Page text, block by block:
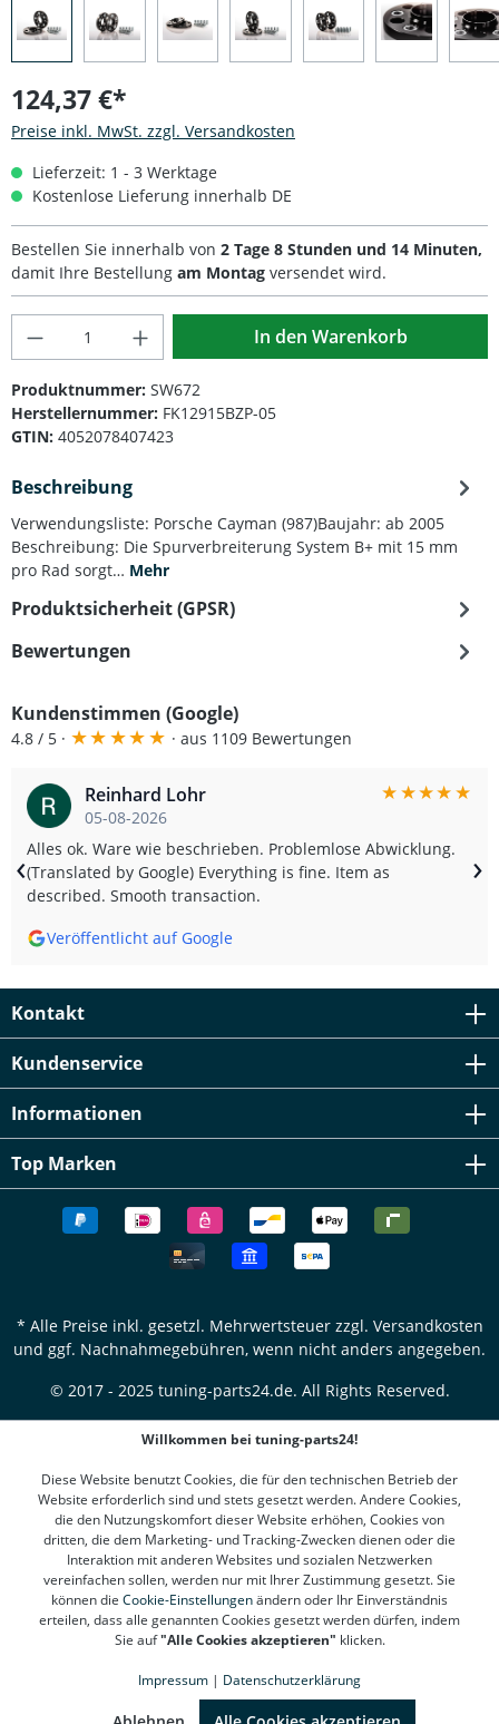
124,37 €*
Preise inkl. MwSt. zzgl. Versandkosten
Lieferzeit: 1 - 3 Werktage
Kostenlose Lieferung innerhalb DE
Bestellen Sie innerhalb von 2 Tage 8 Stunden und 14 Minuten,
damit Ihre Bestellung am Montag versendet wird.
Produkt Anzahl: Gib den gewünschten
In den Warenkorb
Produktnummer: SW672
Herstellernummer: FK12915BZP-05
GTIN: 4052078407423
Beschreibung
Verwendungsliste: Porsche Cayman (987)Baujahr: ab 2005
Beschreibung: Die Spurverbreiterung System B+ mit 15 mm
pro Rad sorgt… Mehr
Produktsicherheit (GPSR)
Bewertungen
Kundenstimmen (Google)
4.8 / 5 · ★★★★★ · aus 1109 Bewertungen
Reinhard Lohr
05-08-2026
★★★★★
Alles ok. Ware wie beschrieben. Problemlose Abwicklung.
(Translated by Google) Everything is fine. Item as
described. Smooth transaction.
Veröffentlicht auf Google
‹ ›
Kontakt
Kundenservice
Informationen
Top Marken
* Alle Preise inkl. gesetzl. Mehrwertsteuer zzgl. Versandkosten
und ggf. Nachnahmegebühren, wenn nicht anders angegeben.
© 2017 - 2025 tuning-parts24.de. All Rights Reserved.
Willkommen bei tuning-parts24!
Diese Website benutzt Cookies, die für den technischen Betrieb der
Website erforderlich sind und stets gesetzt werden. Andere Cookies,
die den Nutzungskomfort dieser Website erhöhen, Cookies von
dritten, die dem Marketing- und Tracking-Zwecken dienen oder die
Interaktion mit anderen Websites und sozialen Netzwerken
vereinfachen sollen, werden nur mit Ihrer Zustimmung gesetzt. Sie
können die Cookie-Einstellungenändern oder Ihr Einverständnis
erteilen, dass alle genannten Cookies gesetzt werden dürfen, indem
Sie auf"Alle Cookies akzeptieren" klicken.
Impressum | Datenschutzerklärung
(4.78 / 5)
1310
Bewertungen bei: google.de, shopvote.de ⓘ